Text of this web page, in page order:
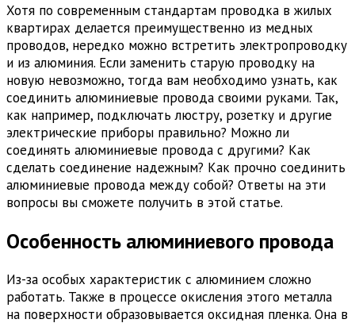
Хотя по современным стандартам проводка в жилых
квартирах делается преимущественно из медных
проводов, нередко можно встретить электропроводку
и из алюминия. Если заменить старую проводку на
новую невозможно, тогда вам необходимо узнать, как
соединить алюминиевые провода своими руками. Так,
как например, подключать люстру, розетку и другие
электрические приборы правильно? Можно ли
соединять алюминиевые провода с другими? Как
сделать соединение надежным? Как прочно соединить
алюминиевые провода между собой? Ответы на эти
вопросы вы сможете получить в этой статье.
Особенность алюминиевого провода
Из-за особых характеристик с алюминием сложно
работать. Также в процессе окисления этого металла
на поверхности образовывается оксидная пленка. Она в